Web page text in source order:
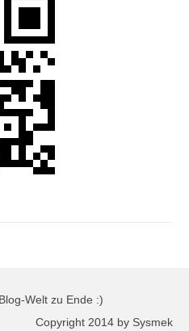
Welt zu Ende :)
Copyright 2014 by Sysmek